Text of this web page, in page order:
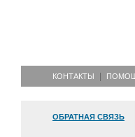
КОНТАКТЫ
ОБРАТНАЯ СВЯЗЬ